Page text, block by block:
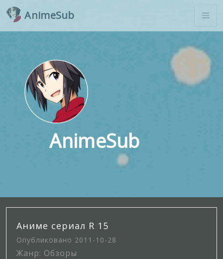
AnimeSub
AnimeSub
Аниме сериал R 15
Опубликовано 2011-10-28
Жанр: Обзоры